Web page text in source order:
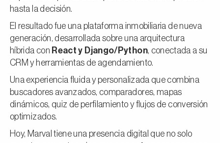
hasta la decisión.
El resultado fue una plataforma inmobiliaria de nueva
generación, desarrollada sobre una arquitectura
híbrida con React y Django/Python, conectada a su
CRM y herramientas de agendamiento.
Una experiencia fluida y personalizada que combina
buscadores avanzados, comparadores, mapas
dinámicos, quiz de perfilamiento y flujos de conversión
optimizados.
Hoy, Marval tiene una presencia digital que no solo